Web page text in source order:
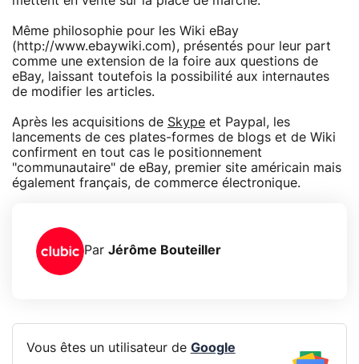
Même philosophie pour les Wiki eBay
(http://www.ebaywiki.com), présentés pour leur part
comme une extension de la foire aux questions de
eBay, laissant toutefois la possibilité aux internautes
de modifier les articles.
Après les acquisitions de Skype et Paypal, les
lancements de ces plates-formes de blogs et de Wiki
confirment en tout cas le positionnement
"communautaire" de eBay, premier site américain mais
également français, de commerce électronique.
Par Jérôme Bouteiller
Vous êtes un utilisateur de Google